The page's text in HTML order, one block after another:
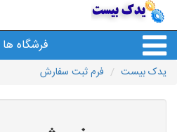
فرشگاه ها
یدک بیست فرم ثبت سفارش